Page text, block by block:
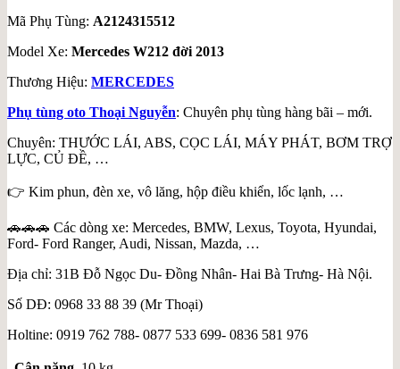
Mã Phụ Tùng: A2124315512
Model Xe: Mercedes W212 đời 2013
Thương Hiệu: MERCEDES
Phụ tùng oto Thoại Nguyễn: Chuyên phụ tùng hàng bãi – mới.
Chuyên: THƯỚC LÁI, ABS, CỌC LÁI, MÁY PHÁT, BƠM TRỢ
LỰC, CỦ ĐỀ, …
👉 Kim phun, đèn xe, vô lăng, hộp điều khiển, lốc lạnh, …
🚗🚗🚗 Các dòng xe: Mercedes, BMW, Lexus, Toyota, Hyundai,
Ford- Ford Ranger, Audi, Nissan, Mazda, …
Địa chỉ: 31B Đỗ Ngọc Du- Đồng Nhân- Hai Bà Trưng- Hà Nội.
Số DĐ: 0968 33 88 39 (Mr Thoại)
Holtine: 0919 762 788- 0877 533 699- 0836 581 976